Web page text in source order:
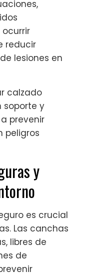
reducir
lesiones en
calzado
soporte y
prevenir
peligros
y
es crucial
Las canchas
libres de
de